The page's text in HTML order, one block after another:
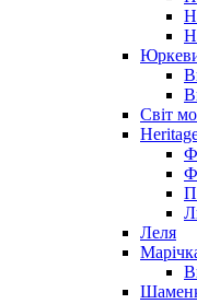
Світ
Леля